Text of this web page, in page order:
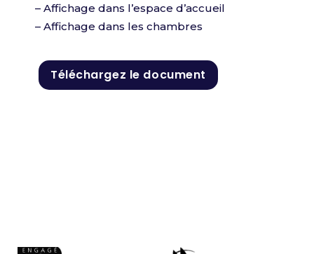
– Affichage dans l’espace d’accueil
– Affichage dans les chambres
Téléchargez le document